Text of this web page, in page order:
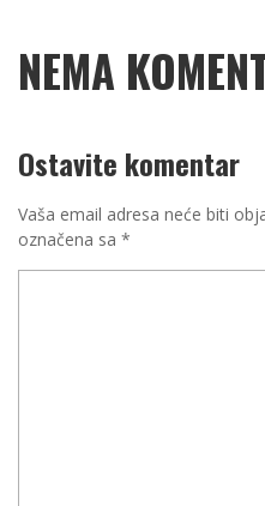
NEMA
Ostavite komentar
Vaša email adresa neće biti
označena sa *